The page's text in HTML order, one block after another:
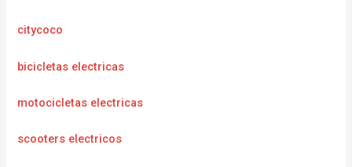
citycoco
bicicletas electricas
motocicletas electricas
scooters electricos